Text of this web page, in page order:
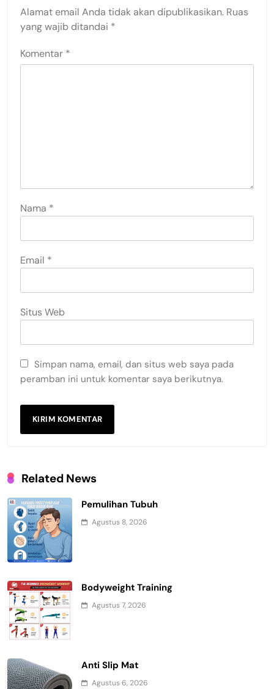
Alamat email Anda tidak akan dipublikasikan. Ruas
yang wajib ditandai *
Komentar *
Nama *
Email *
Situs Web
Simpan nama, email, dan situs web saya pada
peramban ini untuk komentar saya berikutnya.
Related News
Pemulihan Tubuh
Agustus 8, 2026
Bodyweight Training
Agustus 7, 2026
Anti Slip Mat
Agustus 6, 2026